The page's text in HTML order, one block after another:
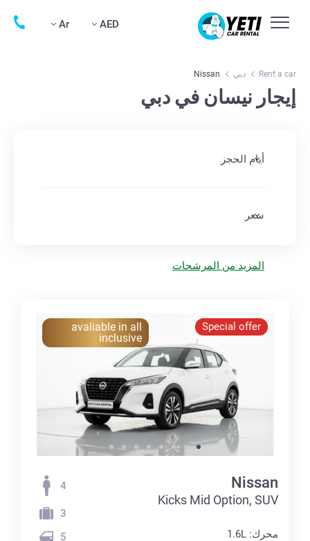
AED
Ar
Rent a car دبي Nissan
إيجار نيسان في دبي
أيام الحجز
سعر
المزيد من المرشحات
Special offer
avaliable in all
inclusive
Nissan
Kicks Mid Option, SUV
محرك: 1.6L
4
3
5